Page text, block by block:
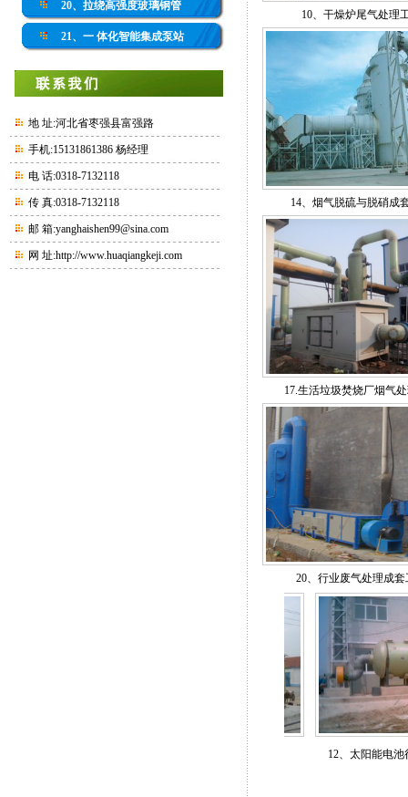
20、拉绕高强度玻璃钢管
21、一 体化智能集成泵站
地 址:河北省枣强县富强路
手机:15131861386 杨经理
电 话:0318-7132118
传 真:0318-7132118
邮 箱:yanghaishen99@sina.com
网 址:http://www.huaqiangkeji.com
10、干燥炉尾气处理
14、烟气脱硫与脱硝成
17.生活垃圾焚烧厂烟气
20、行业废气处理成套
13、臭气异味净化工程 12、太阳能电池行